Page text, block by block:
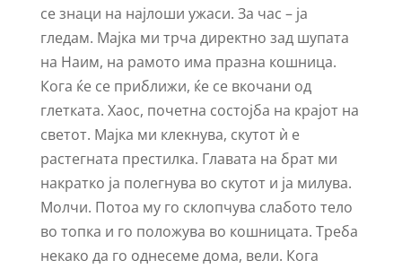
се знаци на најлоши ужаси. За час – ја
гледам. Мајка ми трча директно зад шупата
на Наим, на рамото има празна кошница.
Кога ќе се приближи, ќе се вкочани од
глетката. Хаос, почетна состојба на крајот на
светот. Мајка ми клекнува, скутот ѝ е
растегната престилка. Главата на брат ми
накратко ја полегнува во скутот и ја милува.
Молчи. Потоа му го склопчува слабото тело
во топка и го положува во кошницата. Треба
некако да го однесеме дома, вели. Кога